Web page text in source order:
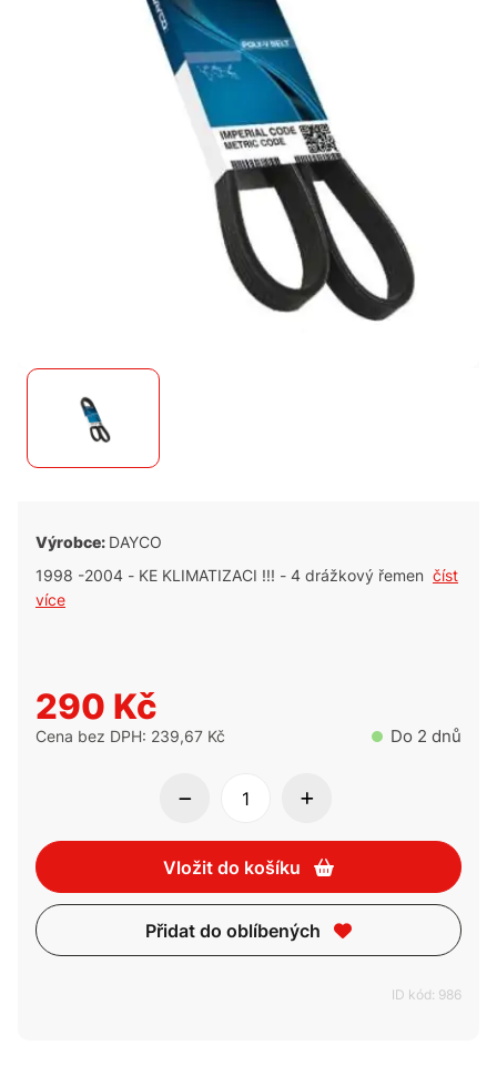
Výrobce: DAYCO
1998 -2004 - KE KLIMATIZACI !!! - 4 drážkový řemen číst
více
290 Kč
Cena bez DPH: 239,67 Kč Do 2 dnů
Vložit do košíku
Přidat do oblíbených
ID kód: 986